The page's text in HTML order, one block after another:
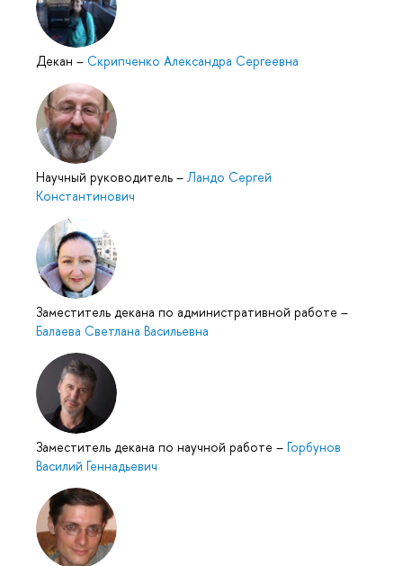
Декан – Скрипченко Александра Сергеевна
Научный руководитель – Ландо Сергей
Константинович
Заместитель декана по административной работе –
Балаева Светлана Васильевна
Заместитель декана по научной работе – Горбунов
Василий Геннадьевич